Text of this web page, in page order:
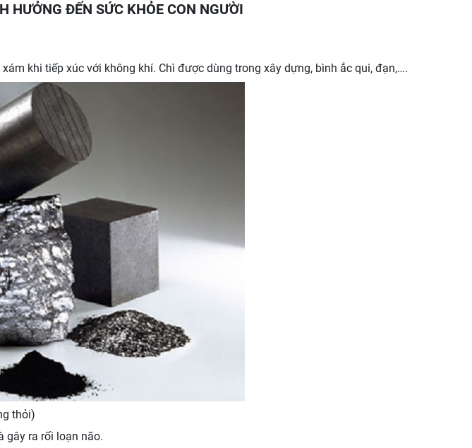
HƯỞNG ĐẾN SỨC KHỎE CON NGƯỜI
khi tiếp xúc với không khí. Chì được dùng trong xây dựng, bình ắc qui, đạn,….
thỏi)
gây ra rối loạn não.